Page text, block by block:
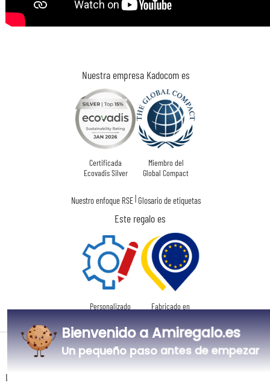
Nuestra empresa Kadocom es
Certificada
Ecovadis Silver
Miembro del
Global Compact
Nuestro enfoque RSE| Glosario de etiquetas
Este regalo es
Personalizado
Fabricado en
Tiempos de entrega y gastos de envío
La estimación de la fecha de recepción y de los gastos de envío de este
Bienvenido a Amiregalo.es
Un pequeño paso antes de empezar